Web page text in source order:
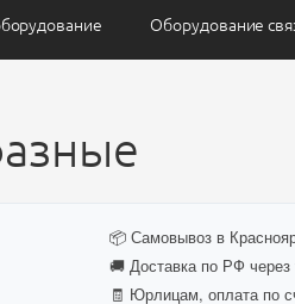
Оборудование
📦 Самовывоз в
🚚 Доставка по РФ
🧾 Юрлицам, оплата по